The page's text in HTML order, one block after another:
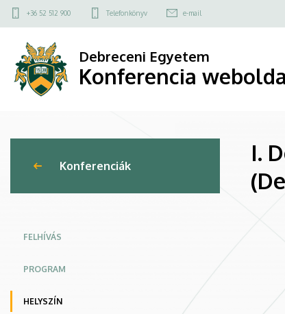
Debreceni
Környezetvédelmi
és
Fórum
Konferencia
weboldal
Ugrás
a
tartalomra
Felső
menü
+36 52 512 900 Telefonkönyv e-mail
Debreceni Egyetem
Konferencia
Konferenciák
FELHÍVÁS
PROGRAM
HELYSZÍN
I.